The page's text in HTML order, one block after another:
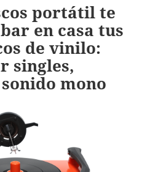
portátil te
en casa tus
de vinilo:
singles,
mono